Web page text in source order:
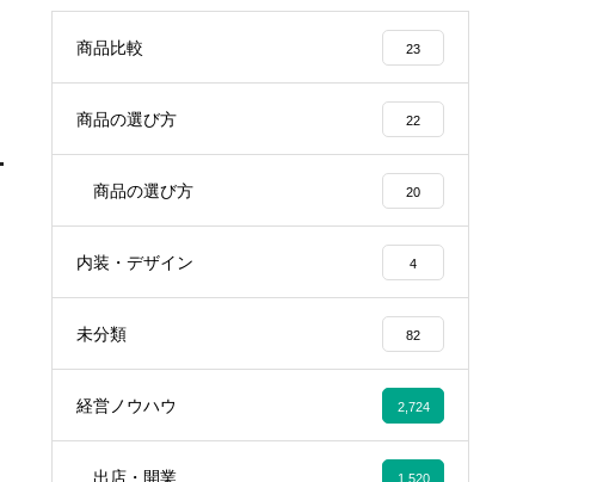
商品比較 23
商品の選び方 22
商品の選び方 20
内装・デザイン 4
未分類 82
経営ノウハウ 2,724
出店・開業 1,520